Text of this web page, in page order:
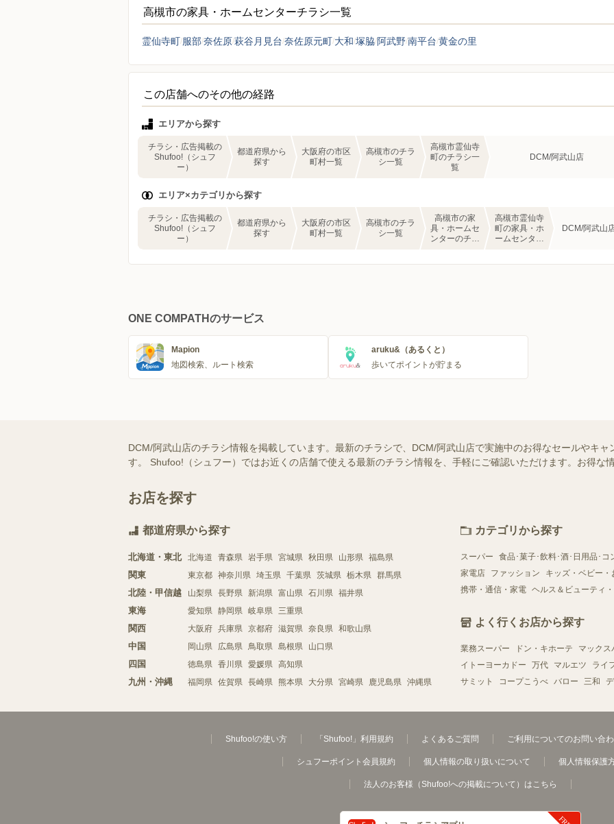
高槻市の家具・ホームセンターチラシ一覧
霊仙寺町 服部奈佐原萩谷月見台 奈佐原元町 大和 塚脇 阿武野南平台 黄金の里
この店舗へのその他の経路
エリアから探す
チラシ・広告掲載の
Shufoo!（シュフ
ー）
都道府県から
探す
大阪府の市区
町村一覧
高槻市のチラ
シ一覧
高槻市霊仙寺
町のチラシ一
覧
DCM/阿武山店
エリア×カテゴリから探す
チラシ・広告掲載の
Shufoo!（シュフ
ー）
都道府県から
探す
大阪府の市区
町村一覧
高槻市のチラ
シ一覧
高槻市の家
具・ホームセ
ンターのチラ
高槻市霊仙寺
町の家具・ホ
ームセンター
DCM/阿武山
ONE COMPATHのサービス
Mapion
地図検索、ルート検索
aruku&（あるくと）
歩いてポイントが貯まる
DCM/阿武山店のチラシ情報を掲載しています。最新のチラシで、DCM/阿武山店で実施中のお得なセールやキャ
す。 Shufoo!（シュフー）ではお近くの店舗で使える最新のチラシ情報を、手軽にご確認いただけます。お得な
お店を探す
都道府県から探す
北海道・東北 北海道 青森県 岩手県 宮城県 秋田県 山形県 福島県
関東 東京都 神奈川県 埼玉県 千葉県 茨城県 栃木県 群馬県
北陸・甲信越 山梨県 長野県 新潟県 富山県 石川県 福井県
東海 愛知県 静岡県 岐阜県 三重県
関西 大阪府 兵庫県 京都府 滋賀県 奈良県 和歌山県
中国 岡山県 広島県 鳥取県 島根県 山口県
四国 徳島県 香川県 愛媛県 高知県
九州・沖縄 福岡県 佐賀県 長崎県 熊本県 大分県 宮崎県 鹿児島県 沖縄県
カテゴリから探す
スーパー 食品･菓子･飲料･酒･日用品･コ
家電店
ファッション キッズ・ベビー・
携帯・通信・家電 ヘルス＆ビューティ
よく行くお店から探す
業務スーパー ドン・キホーテ マックス
イトーヨーカドー
万代 マルエツ ライ
サミット
コープこうべ バロー 三和
Shufoo!の使い方 「Shufoo!」利用規約 よくあるご質問 ご利用についてのお問い合
シュフーポイント会員規約 個人情報の取り扱いについて 個人情報保護
法人のお客様（Shufoo!への掲載について）はこちら